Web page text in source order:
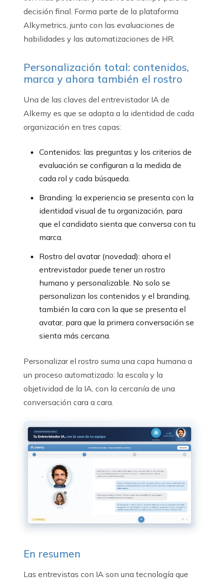
decisión final. Forma parte de la plataforma
Alkymetrics, junto con las evaluaciones de
habilidades y las automatizaciones de HR.
Personalización total: contenidos,
marca y ahora también el rostro
Una de las claves del entrevistador IA de
Alkemy es que se adapta a la identidad de cada
organización en tres capas:
Contenidos: las preguntas y los criterios de
evaluación se configuran a la medida de
cada rol y cada búsqueda.
Branding: la experiencia se presenta con la
identidad visual de tu organización, para
que el candidato sienta que conversa con tu
marca.
Rostro del avatar (novedad): ahora el
entrevistador puede tener un rostro
humano y personalizable. No solo se
personalizan los contenidos y el branding,
también la cara con la que se presenta el
avatar, para que la primera conversación se
sienta más cercana.
Personalizar el rostro suma una capa humana a
un proceso automatizado: la escala y la
objetividad de la IA, con la cercanía de una
conversación cara a cara.
En resumen
Las entrevistas con IA son una tecnología que